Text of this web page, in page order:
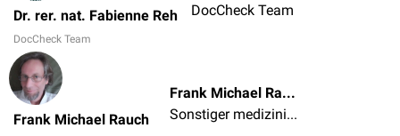
Dr. rer. nat. Fabienne Reh
DocCheck Team
DocCheck Team
Frank Michael Rauch
Frank Michael Rauch
Sonstiger medizinischer Beruf